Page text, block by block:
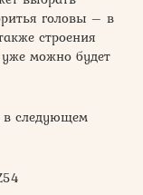
головы – в
строения
можно будет
в следующем